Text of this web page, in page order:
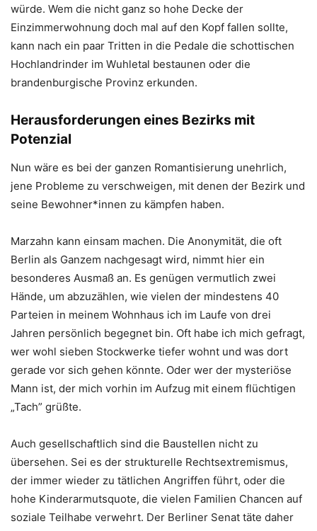
würde. Wem die nicht ganz so hohe Decke der
Einzimmerwohnung doch mal auf den Kopf fallen sollte,
kann nach ein paar Tritten in die Pedale die schottischen
Hochlandrinder im Wuhletal bestaunen oder die
brandenburgische Provinz erkunden.
Herausforderungen eines Bezirks mit
Potenzial
Nun wäre es bei der ganzen Romantisierung unehrlich,
jene Probleme zu verschweigen, mit denen der Bezirk und
seine Bewohner*innen zu kämpfen haben.
Marzahn kann einsam machen. Die Anonymität, die oft
Berlin als Ganzem nachgesagt wird, nimmt hier ein
besonderes Ausmaß an. Es genügen vermutlich zwei
Hände, um abzuzählen, wie vielen der mindestens 40
Parteien in meinem Wohnhaus ich im Laufe von drei
Jahren persönlich begegnet bin. Oft habe ich mich gefragt,
wer wohl sieben Stockwerke tiefer wohnt und was dort
gerade vor sich gehen könnte. Oder wer der mysteriöse
Mann ist, der mich vorhin im Aufzug mit einem flüchtigen
„Tach” grüßte.
Auch gesellschaftlich sind die Baustellen nicht zu
übersehen. Sei es der strukturelle Rechtsextremismus,
der immer wieder zu tätlichen Angriffen führt, oder die
hohe Kinderarmutsquote, die vielen Familien Chancen auf
soziale Teilhabe verwehrt. Der Berliner Senat täte daher